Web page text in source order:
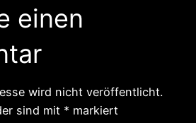
einen
wird nicht veröffentlicht.
sind mit * markiert